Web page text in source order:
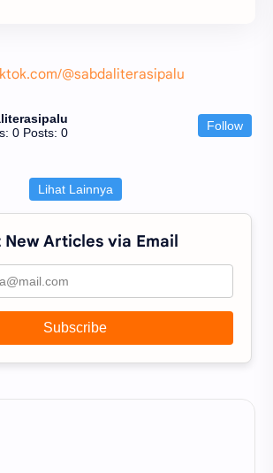
@sabdaliterasipalu
0 Posts: 0 Follow
Lihat Lainnya
New Articles via Email
Subscribe